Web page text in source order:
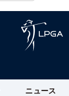
ニュース